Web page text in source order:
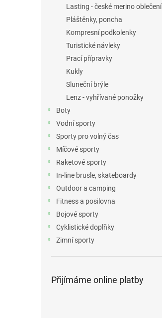
Lasting - české merino oblečení
Pláštěnky, poncha
Kompresní podkolenky
Turistické návleky
Prací přípravky
Kukly
Sluneční brýle
Lenz - vyhřívané ponožky
Boty
Vodní sporty
Sporty pro volný čas
Míčové sporty
Raketové sporty
In-line brusle, skateboardy
Outdoor a camping
Fitness a posilovna
Bojové sporty
Cyklistické doplňky
Zimní sporty
Přijímáme online platby